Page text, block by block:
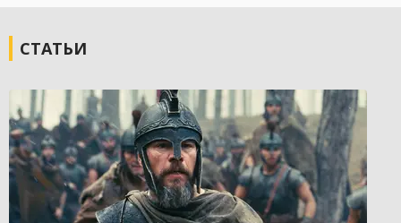
СТАТЬИ